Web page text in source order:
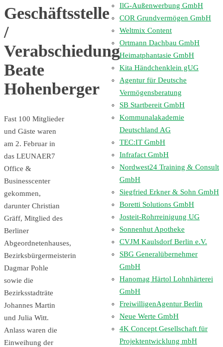
Geschäftsstelle
/
Verabschiedung
Beate
Hohenberger
Fast 100 Mitglieder
und Gäste waren
am 2. Februar in
das LEUNAER7
Office &
Businesscenter
gekommen,
darunter Christian
Gräff, Mitglied des
Berliner
Abgeordnetenhauses,
Bezirksbürgermeisterin
Dagmar Pohle
sowie die
Bezirksstadträte
Johannes Martin
und Julia Witt.
Anlass waren die
Einweihung der
IlG-Außenwerbung GmbH
COR Grundvermögen GmbH
Weltmix Content
Ortmann Dachbau GmbH
Heimatphantasie GmbH
Kita Händchenklein gUG
Agentur für Deutsche
Vermögensberatung
SB Startbereit GmbH
Kommunalakademie
Deutschland AG
TEC:IT GmbH
Infrafact GmbH
Nordwest24 Training & Consult
GmbH
Siegfried Erkner & Sohn GmbH
Boretti Solutions GmbH
Josteit-Rohrreinigung UG
Sonnenhut Apotheke
CVJM Kaulsdorf Berlin e.V.
SBG Generalübernehmer
GmbH
Hanomag Härtol Lohnhärterei
GmbH
FreiwilligenAgentur Berlin
Neue Werte GmbH
4K Concept Gesellschaft für
Projektentwicklung mbH